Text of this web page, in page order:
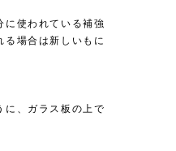
に使われている補強
る場合は新しいもに
に、ガラス板の上で